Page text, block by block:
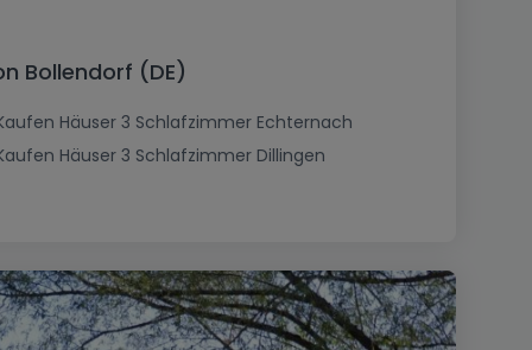
Bollendorf (DE)
Häuser 3 Schlafzimmer Echternach
Häuser 3 Schlafzimmer Dillingen